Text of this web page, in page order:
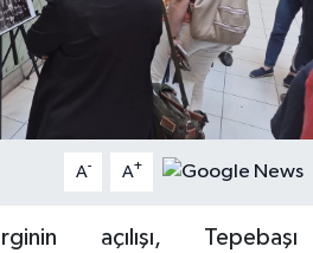
A- A+
açılışı, Tepebaşı